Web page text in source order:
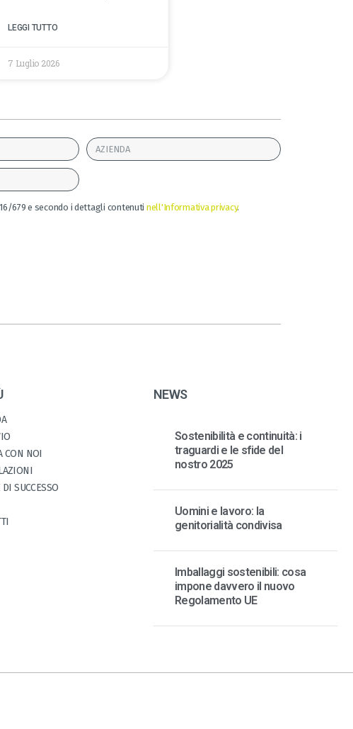
LEGGI TUTTO
7 Luglio 2026
679 e secondo i dettagli contenuti nell'Informativa privacy.
CON NOI
SUCCESSO
NEWS
Sostenibilità e continuità: i
traguardi e le sfide del
nostro 2025
Uomini e lavoro: la
genitorialità condivisa
Imballaggi sostenibili: cosa
impone davvero il nuovo
Regolamento UE